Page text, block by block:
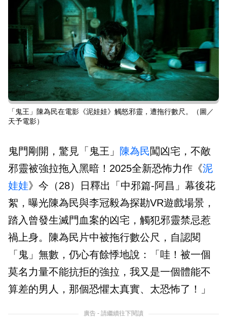
「鬼王」陳為民在電影《泥娃娃》觸怒邪靈，遭拖行數尺。（圖／
天予電影）
鬼門剛開，驚見「鬼王」 陳為民闖凶宅，不敵
邪靈被強拉拖入黑暗！2025全新恐怖力作《泥
娃娃》今（28）日釋出「中邪篇-阿昌」幕後花
絮，曝光陳為民與李冠毅為探勘VR遊戲場景，
踏入曾發生滅門血案的凶宅，觸犯邪靈禁忌惹
禍上身。陳為民片中被拖行數公尺，自認閱
「鬼」無數，仍心有餘悸地說：「哇！被一個
莫名力量不能抗拒的強拉，我又是一個體能不
算差的男人，那個恐懼太真實、太恐怖了！」
廣告 - 請繼續往下閱讀